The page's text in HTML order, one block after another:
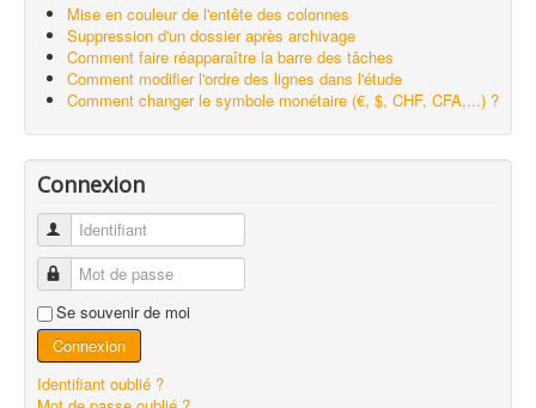
Mise en couleur de l'entête des colonnes
Suppression d'un dossier après archivage
Comment faire réapparaître la barre des tâches
Comment modifier l'ordre des lignes dans l'étude
Comment changer le symbole monétaire (€, $, CHF, CFA,...) ?
Connexion
Identifiant
Mot de passe
Se souvenir de moi
Connexion
Identifiant oublié ?